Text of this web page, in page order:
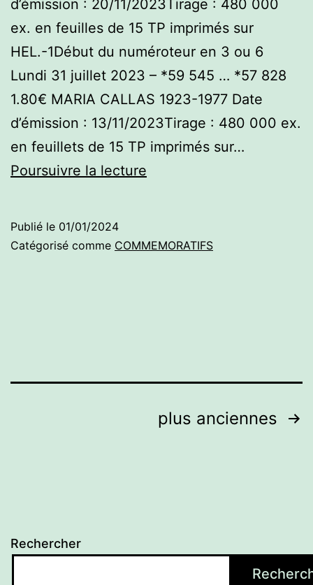
d’émission : 20/11/2023Tirage : 480 000
ex. en feuilles de 15 TP imprimés sur
HEL.-1Début du numéroteur en 3 ou 6
Lundi 31 juillet 2023 – *59 545 … *57 828
1.80€ MARIA CALLAS 1923-1977 Date
d’émission : 13/11/2023Tirage : 480 000 ex.
en feuillets de 15 TP imprimés sur…
Poursuivre la lecture
Second
Publié le 01/01/2024
Catégorisé comme COMMEMORATIFS
plus anciennes
Rechercher